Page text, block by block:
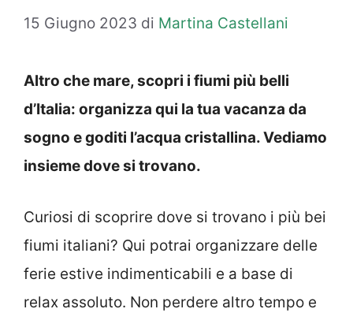
15 Giugno 2023 di Martina Castellani
Altro che mare, scopri i fiumi più belli
d’Italia: organizza qui la tua vacanza da
sogno e goditi l’acqua cristallina. Vediamo
insieme dove si trovano.
Curiosi di scoprire dove si trovano i più bei
fiumi italiani? Qui potrai organizzare delle
ferie estive indimenticabili e a base di
relax assoluto. Non perdere altro tempo e